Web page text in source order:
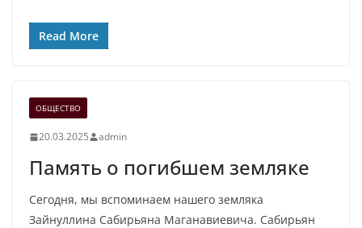
Read More
ОБЩЕСТВО
20.03.2025 admin
Память о погибшем земляке
Сегодня, мы вспоминаем нашего земляка
Зайнуллина Сабирьяна Маганавиевича. Сабирьян